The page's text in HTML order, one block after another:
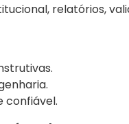
relatórios,
confiável.